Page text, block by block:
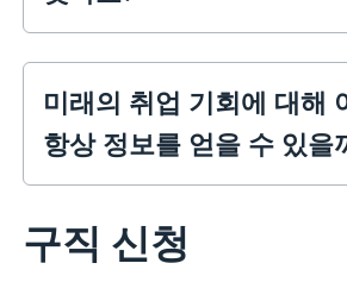
미래의 취업 기회에 대해
항상 정보를 얻을 수 있을
구직 신청